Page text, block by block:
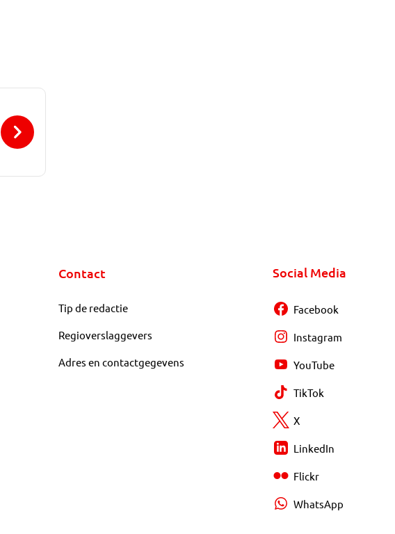
Contact
Tip de redactie
Regioverslaggevers
Adres en contactgegevens
Social Media
Facebook
Instagram
YouTube
TikTok
X
LinkedIn
Flickr
WhatsApp